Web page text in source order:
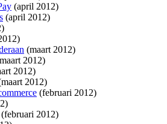
(april 2012)
(april 2012)
(maart 2012)
2012)
2012)
2012)
(februari 2012)
(februari 2012)